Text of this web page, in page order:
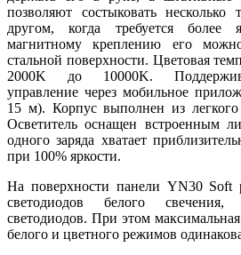
позволяют состыковать
другом, когда требуется более
магнитному креплению его
стальной поверхности. Цветовая
2000K до 10000K.
управление через мобильное
15 м). Корпус выполнен из
Осветитель оснащен встроенным
одного заряда хватает
при 100% яркости.
На поверхности панели YN30 Soft
светодиодов белого
светодиодов. При этом
белого и цветного режимов